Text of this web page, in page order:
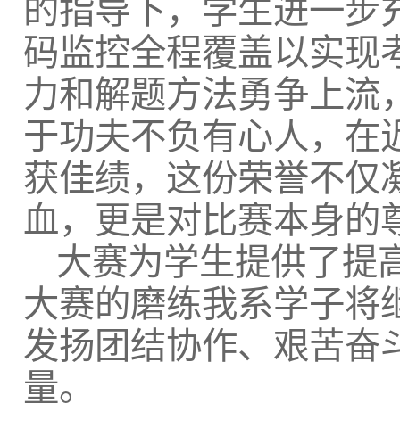
的指导下，学生进一步
码监控全程覆盖以实现
力和解题方法勇争上流
于功夫不负有心人，在
获佳绩，这份荣誉不仅
血，更是对比赛本身的
大赛为学生提供了提
大赛的磨练我系学子将
发扬团结协作、艰苦奋
量。